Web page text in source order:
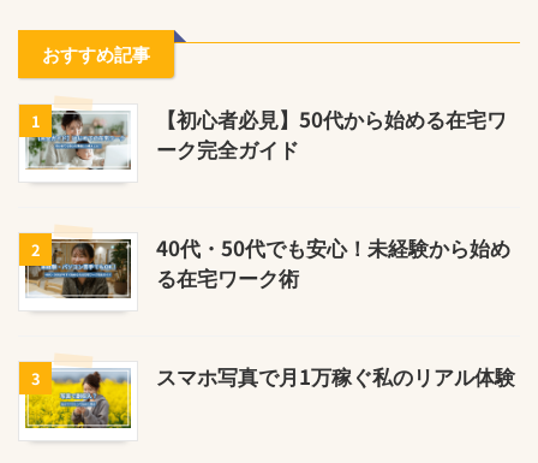
おすすめ記事
1
【初心者必見】50代から始める在宅ワ
ーク完全ガイド
2
40代・50代でも安心！未経験から始め
る在宅ワーク術
3 スマホ写真で月1万稼ぐ私のリアル体験